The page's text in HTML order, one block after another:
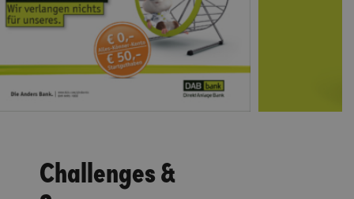
Challenges &